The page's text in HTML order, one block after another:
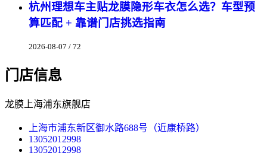
杭州理想车主贴龙膜隐形车衣怎么选？车型预
算匹配 + 靠谱门店挑选指南
2026-08-07 / 72
门店信息
龙膜上海浦东旗舰店
上海市浦东新区御水路688号（近康桥路）
13052012998
13052012998